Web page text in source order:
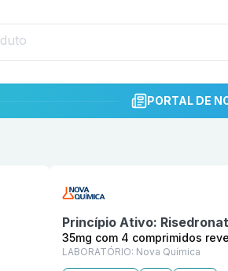
PORTAL DE
Princípio Ativo:
35mg com 4 comprimidos
LABORATÓRIO: Nova Química